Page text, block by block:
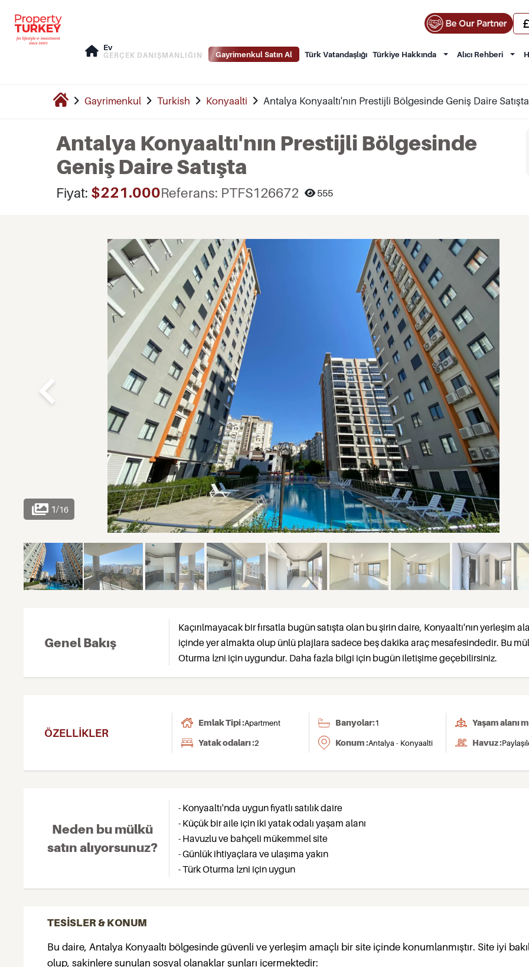
Ev
GERÇEK DANIŞMANLIĞIN Gayrimenkul Satın Al Türk Vatandaşlığı Türkiye Hakkında Alıcı Rehberi
Gayrimenkul Turkish Konyaalti Antalya Konyaaltı'nın Prestijli Bölgesinde Geniş Daire Satışta
Antalya Konyaaltı'nın Prestijli Bölgesinde
Geniş Daire Satışta
Fiyat: $221.000Referans: PTFS126672 555
1/16
Genel Bakış
Kaçırılmayacak bir fırsatla bugün satışta olan bu şirin daire, Konyaaltı'nın yerleşim
içinde yer almakta olup ünlü plajlara sadece beş dakika araç mesafesindedir. Bu
Oturma İzni için uygundur. Daha fazla bilgi için bugün iletişime geçebilirsiniz.
ÖZELLIKLER
Emlak Tipi :Apartment
Yatak odaları :2
Banyolar:1
Konum :Antalya - Konyaalti
Yaşam alanı
Havuz :
Neden bu mülkü
satın alıyorsunuz?
- Konyaaltı'nda uygun fiyatlı satılık daire
- Küçük bir aile için iki yatak odalı yaşam alanı
- Havuzlu ve bahçeli mükemmel site
- Günlük ihtiyaçlara ve ulaşıma yakın
- Türk Oturma İzni için uygun
TESİSLER & KONUM
Bu daire, Antalya Konyaaltı bölgesinde güvenli ve yerleşim amaçlı bir site içinde konumlanmıştır. Site iyi
olup, sakinlere sunulan sosyal olanaklar şunları içermektedir: